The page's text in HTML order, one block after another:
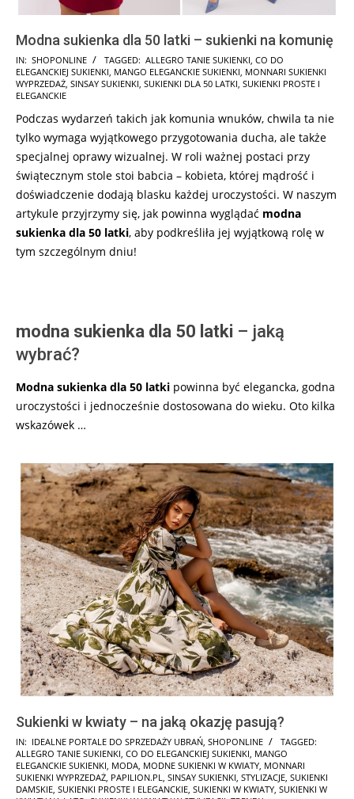
Modna sukienka dla 50 latki – sukienki na komunię
2025-
05-
08
IN: SHOPONLINE TAGGED: ALLEGRO TANIE SUKIENKI, CO DO
ELEGANCKIEJ SUKIENKI, MANGO ELEGANCKIE SUKIENKI, MONNARI SUKIENKI
WYPRZEDAŻ, SINSAY SUKIENKI, SUKIENKI DLA 50 LATKI, SUKIENKI PROSTE I
ELEGANCKIE
Podczas wydarzeń takich jak komunia wnuków, chwila ta nie
tylko wymaga wyjątkowego przygotowania ducha, ale także
specjalnej oprawy wizualnej. W roli ważnej postaci przy
świątecznym stole stoi babcia – kobieta, której mądrość i
doświadczenie dodają blasku każdej uroczystości. W naszym
artykule przyjrzymy się, jak powinna wyglądać modna
sukienka dla 50 latki, aby podkreśliła jej wyjątkową rolę w
tym szczególnym dniu!
modna sukienka dla 50 latki – jaką
wybrać?
Modna sukienka dla 50 latki powinna być elegancka, godna
uroczystości i jednocześnie dostosowana do wieku. Oto kilka
wskazówek …
Sukienki w kwiaty – na jaką okazję pasują?
2025-
04-
01
IN: IDEALNE PORTALE DO SPRZEDAŻY UBRAŃ SHOPONLINE
TAGGED:
ALLEGRO TANIE SUKIENKI CO DO ELEGANCKIEJ SUKIENKI MANGO
ELEGANCKIE SUKIENKI MODA MODNE SUKIENKI W KWIATY MONNARI
SUKIENKI WYPRZEDAŻ PAPILION.PL SINSAY SUKIENKI STYLIZACJE SUKIENKI
DAMSKIE SUKIENKI PROSTE I ELEGANCKIE SUKIENKI W KWIATY SUKIENKI W